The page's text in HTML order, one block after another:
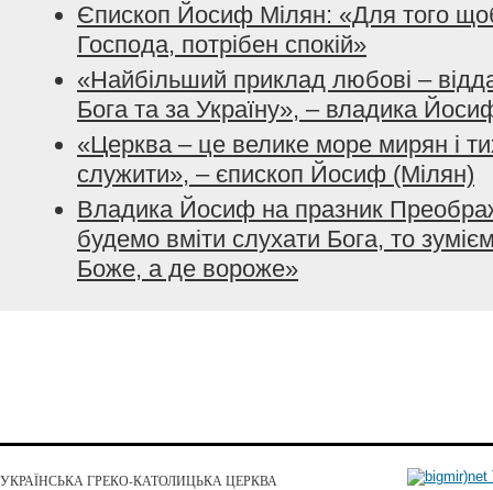
Єпископ Йосиф Мілян: «Для того
Господа, потрібен спокій»
«Найбільший приклад любові –
Бога та за Україну», – владика
«Церква – це велике море мирян і
служити», – єпископ Йосиф (Мілян)
Владика Йосиф на празник
будемо вміти слухати Бога, то
Боже, а де вороже»
УКРАЇНСЬКА ГРЕКО-КАТОЛИЦЬКА ЦЕРКВА